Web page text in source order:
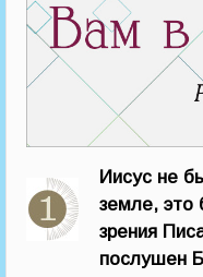
Иисус не
земле, это
зрения
послушен